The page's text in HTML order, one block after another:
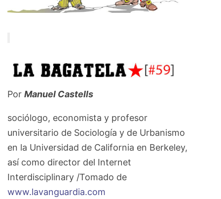
Por Manuel Castells
sociólogo, economista y profesor
universitario de Sociología y de Urbanismo
en la Universidad de California en Berkeley,
así como director del Internet
Interdisciplinary /Tomado de
www.lavanguardia.com